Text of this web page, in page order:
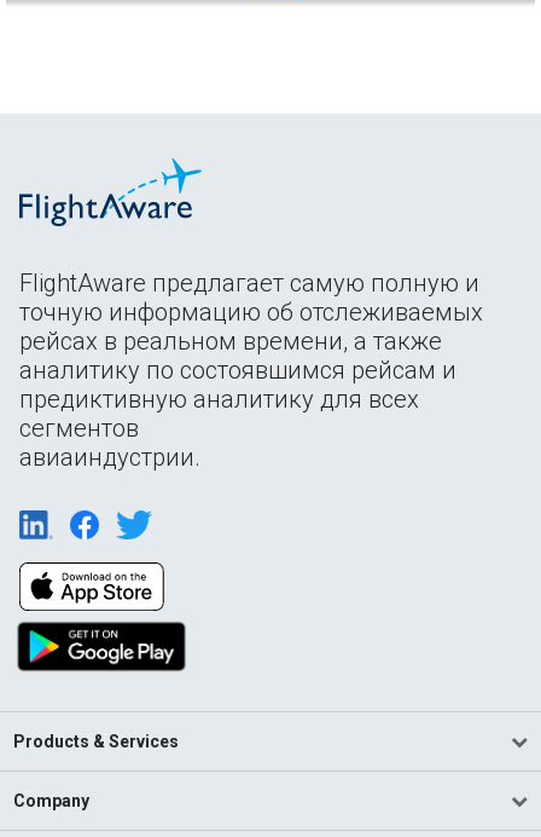
FlightAware предлагает самую полную и
точную информацию об отслеживаемых
рейсах в реальном времени, а также
аналитику по состоявшимся рейсам и
предиктивную аналитику для всех
сегментов
авиаиндустрии.
Products & Services
Company